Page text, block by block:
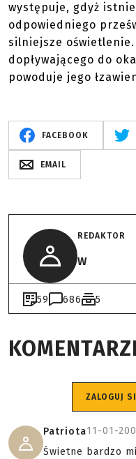
występuje, gdyż
odpowiedniego
silniejsze
dopływającego do
powoduje jego
FACEBOOK
EMAIL
REDAKTOR
W
59 686 5
ZALOGUJ
Patriota11-01-
Świetne bardzo